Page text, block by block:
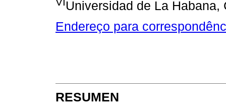
Universidad de La Habana,
Endereço para
RESUMEN